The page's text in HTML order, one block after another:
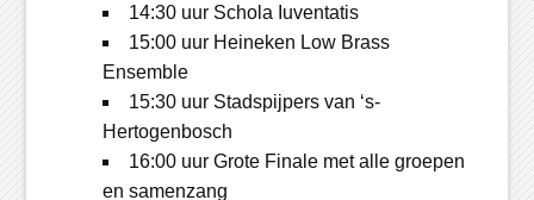
14:30 uur Schola Iuventatis
15:00 uur Heineken Low Brass
Ensemble
15:30 uur Stadspijpers van ‘s-
Hertogenbosch
16:00 uur Grote Finale met alle groepen
en samenzang